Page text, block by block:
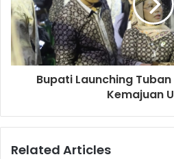
Bupati Launching
Kemajuan
Related Articles